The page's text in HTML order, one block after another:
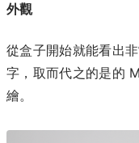
外觀
從盒子開始就能看出
字，取而代之的是的
繪。